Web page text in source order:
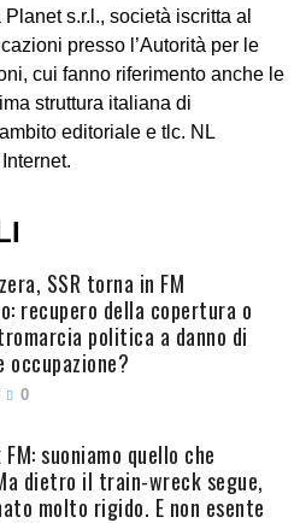
s.r.l., società iscritta al
presso l’Autorità per le
cui fanno riferimento anche le
struttura italiana di
editoriale e tlc. NL
SSR torna in FM
recupero della copertura o
politica a danno di
0
suoniamo quello che
dietro il train-wreck segue,
molto rigido. E non esente